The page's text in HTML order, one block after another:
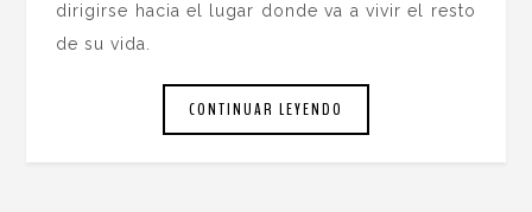
dirigirse hacia el lugar donde va a vivir el resto
de su vida.
CONTINUAR LEYENDO